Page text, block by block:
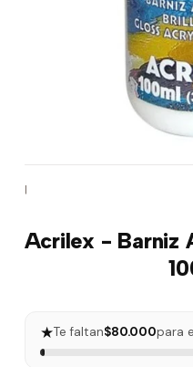
|
Acrilex - Barniz
★Te faltan$80.000para